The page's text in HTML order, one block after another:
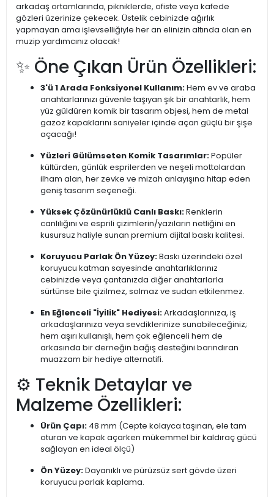
arkadaş ortamlarında, pikniklerde, ofiste veya kafede
gözleri üzerinize çekecek. Üstelik cebinizde ağırlık
yapmayan ama işlevselliğiyle her an elinizin altında olan en
muzip yardımcınız olacak!
✨ Öne Çıkan Ürün Özellikleri:
3'ü 1 Arada Fonksiyonel Kullanım:Hem ev ve araba
anahtarlarınızı güvenle taşıyan şık bir anahtarlık, hem
yüz güldüren komik bir tasarım objesi, hem de metal
gazoz kapaklarını saniyeler içinde açan güçlü bir şişe
açacağı!
Yüzleri Gülümseten Komik Tasarımlar:Popüler
kültürden, günlük esprilerden ve neşeli mottolardan
ilham alan, her zevke ve mizah anlayışına hitap eden
geniş tasarım seçeneği.
Yüksek Çözünürlüklü Canlı Baskı:Renklerin
canlılığını ve esprili çizimlerin/yazıların netliğini en
kusursuz haliyle sunan premium dijital baskı kalitesi.
Koruyucu Parlak Ön Yüzey:Baskı üzerindeki özel
koruyucu katman sayesinde anahtarlıklarınız
cebinizde veya çantanızda diğer anahtarlarla
sürtünse bile çizilmez, solmaz ve sudan etkilenmez.
En Eğlenceli "İyilik" Hediyesi:Arkadaşlarınıza, iş
arkadaşlarınıza veya sevdiklerinize sunabileceğiniz;
hem aşırı kullanışlı, hem çok eğlenceli hem de
arkasında bir derneğin bağış desteğini barındıran
muazzam bir hediye alternatifi.
⚙️ Teknik Detaylar ve
Malzeme Özellikleri:
Ürün Çapı: 48 mm (Cepte kolayca taşınan, ele tam
oturan ve kapak açarken mükemmel bir kaldıraç gücü
sağlayan en ideal ölçü)
Ön Yüzey:Dayanıklı ve pürüzsüz sert gövde üzeri
koruyucu parlak kaplama.